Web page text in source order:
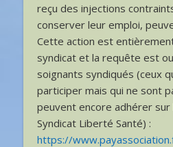
reçu des injections
conserver leur emploi,
Cette action est
syndicat et la requête est
soignants syndiqués (ceux
participer mais qui ne sont
peuvent encore adhérer
Syndicat Liberté Santé) :
https://